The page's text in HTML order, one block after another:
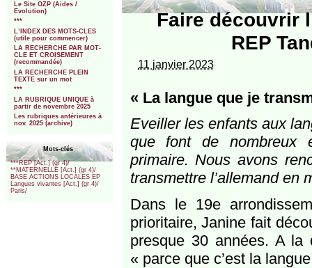
Le Site OZP (Aides /
Evolution)
***
L’INDEX DES MOTS-CLES
(utile pour commencer)
LA RECHERCHE PAR MOT-
CLE ET CROISEMENT
(recommandée)
LA RECHERCHE PLEIN
TEXTE sur un mot
***
LA RUBRIQUE UNIQUE à
partir de novembre 2025
Les rubriques antérieures à
nov. 2025 (archive)
Mots-clés
***REP [Act.] (gr 4)/
**MATERNELLE [Act.] (gr 4)/
BASE ACTIONS LOCALES EP
Langues vivantes [Act.] (gr 4)/
Paris/
Faire découvrir
REP
11 janvier 2023
« La langue que je
Eveiller les enfants aux
que font de nombreux
primaire. Nous avons
transmettre l’allemand en
Dans le 19e
prioritaire, Janine fait
presque 30 années. A la
« parce que c’est la